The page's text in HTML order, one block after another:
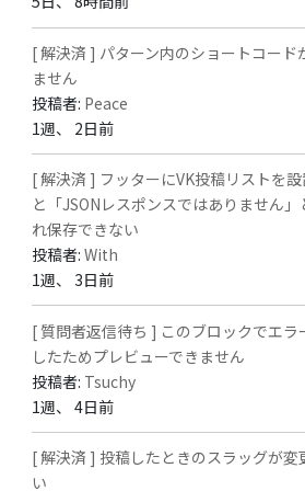
[ 解決済 ] パターン内のショートコード
ません
投稿者: Peace
1週、 2日前
[ 解決済 ] フッターにVK投稿リストを設
と「JSONレスポンスではありません」
れ保存できない
投稿者:With
1週、 3日前
[ 質問者返信待ち ] このブロックでエラ
したためプレビューできません
投稿者: Tsuchy
1週、 4日前
[ 解決済 ] 投稿したときのスラッグが変
い